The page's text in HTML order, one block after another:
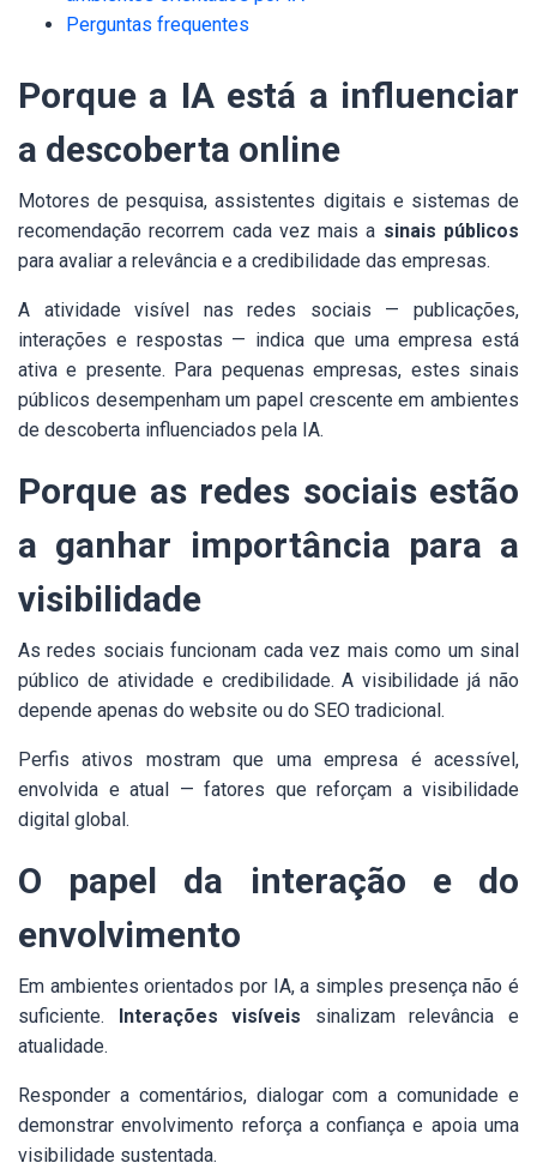
Perguntas frequentes
Porque a IA está a influenciar
a descoberta online
Motores de pesquisa, assistentes digitais e sistemas de
recomendação recorrem cada vez mais a sinais públicos
para avaliar a relevância e a credibilidade das empresas.
A atividade visível nas redes sociais — publicações,
interações e respostas — indica que uma empresa está
ativa e presente. Para pequenas empresas, estes sinais
públicos desempenham um papel crescente em ambientes
de descoberta influenciados pela IA.
Porque as redes sociais estão
a ganhar importância para a
visibilidade
As redes sociais funcionam cada vez mais como um sinal
público de atividade e credibilidade. A visibilidade já não
depende apenas do website ou do SEO tradicional.
Perfis ativos mostram que uma empresa é acessível,
envolvida e atual — fatores que reforçam a visibilidade
digital global.
O papel da interação e do
envolvimento
Em ambientes orientados por IA, a simples presença não é
suficiente. Interações visíveis sinalizam relevância e
atualidade.
Responder a comentários, dialogar com a comunidade e
demonstrar envolvimento reforça a confiança e apoia uma
visibilidade sustentada.